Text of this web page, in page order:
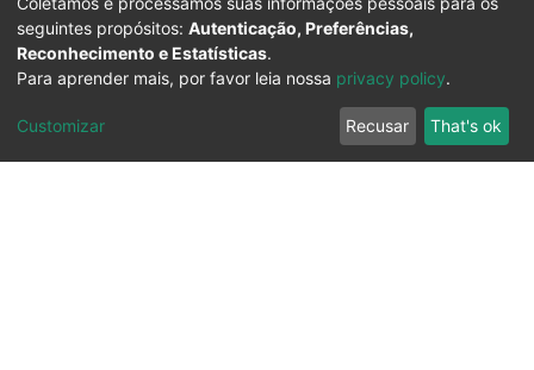
seguintes propósitos: Autenticação, Preferências,
Reconhecimento e Estatísticas.
Para aprender mais, por favor leia nossa privacy policy.
Customizar Recusar That's ok